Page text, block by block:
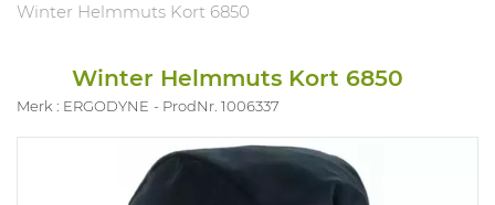
Winter Helmmuts Kort 6850
Winter Helmmuts Kort 6850
Merk : ERGODYNE ProdNr. 1006337